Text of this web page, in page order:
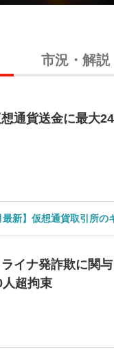
市況・解説
通貨送金に最大
最新】仮想通貨取引所
イナ発詐欺に関
超拘束